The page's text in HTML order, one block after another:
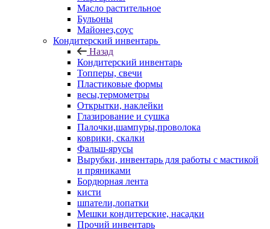
Масло растительное
Бульоны
Майонез,соус
Кондитерский инвентарь
Назад
Кондитерский инвентарь
Топперы, свечи
Пластиковые формы
весы,термометры
Открытки, наклейки
Глазирование и сушка
Палочки,шампуры,проволока
коврики, скалки
Фальш-ярусы
Вырубки, инвентарь для работы с мастикой
и пряниками
Бордюрная лента
кисти
шпатели,лопатки
Мешки кондитерские, насадки
Прочий инвентарь